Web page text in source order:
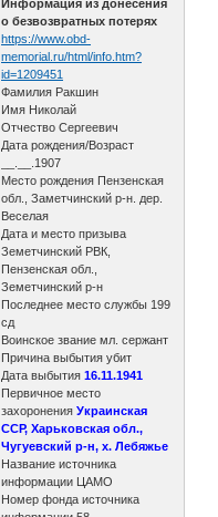
Информация из донесения
о безвозвратных потерях
https://www.obd-
memorial.ru/html/info.htm?
id=1209451
Фамилия Ракшин
Имя Николай
Отчество Сергеевич
Дата рождения/Возраст
__.__.1907
Место рождения Пензенская
обл., Заметчинский р-н. дер.
Веселая
Дата и место призыва
Земетчинский РВК,
Пензенская обл.,
Земетчинский р-н
Последнее место службы 199
сд
Воинское звание мл. сержант
Причина выбытия убит
Дата выбытия16.11.1941
Первичное место
захороненияУкраинская
ССР, Харьковская обл.,
Чугуевский р-н, х. Лебяжье
Название источника
информации ЦАМО
Номер фонда источника